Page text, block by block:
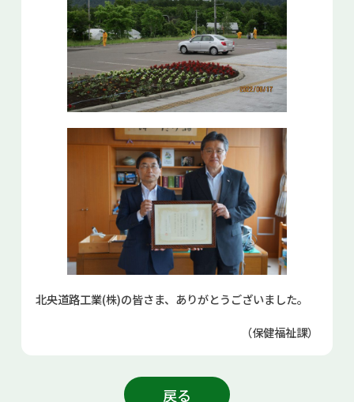
北央道路工業(株)の皆さま、ありがとうございました。
（保健福祉課）
戻る